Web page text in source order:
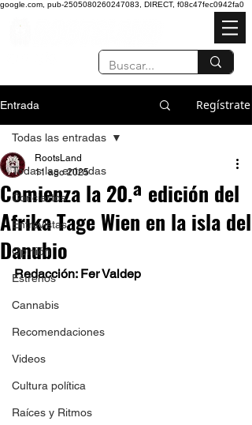
google.com, pub-2505080260247083, DIRECT, f08c47fec0942fa0
Entrada Regístrate
Todas las entradas
Conciertos
Entrevistas
Opinión
Estrenos
Cannabis
Recomendaciones
Videos
Cultura política
Raíces y Ritmos
Todas las entradas
Comienza la 20.ª edición del
Afrika Tage Wien en la isla del
Danubio
RootsLand
11 ago 2025
Redacción: Fer Valdep